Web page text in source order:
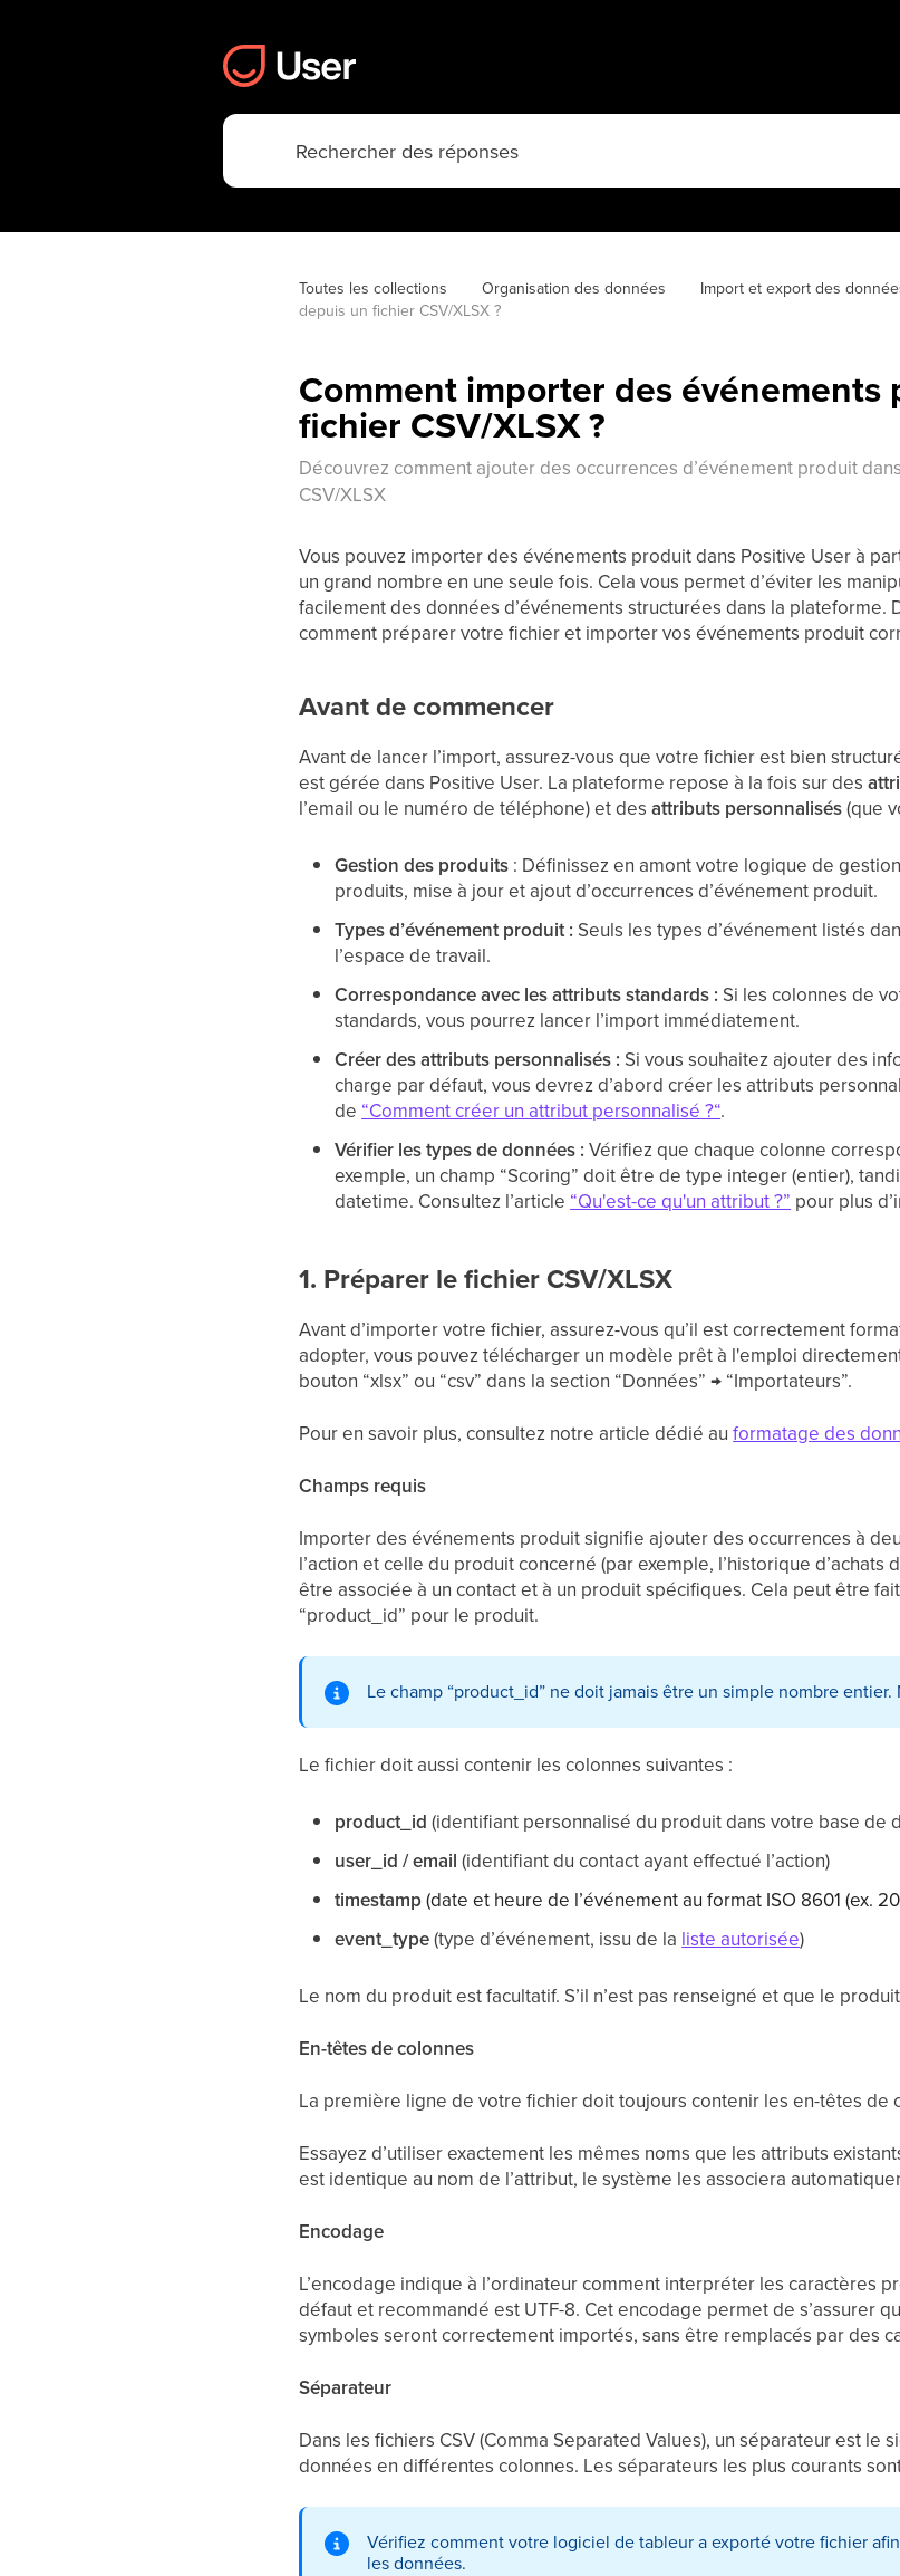
Toutes les collections Organisation des données Import et export des
depuis un fichier CSV/XLSX ?
Comment importer des
fichier CSV/XLSX ?
Découvrez comment ajouter des occurrences d’événement produit
CSV/XLSX
Vous pouvez importer des événements produit dans Positive User à
un grand nombre en une seule fois. Cela vous permet d’éviter les
facilement des données d’événements structurées dans la plateforme.
comment préparer votre fichier et importer vos événements produit
Avant de commencer
Avant de lancer l’import, assurez-vous que votre fichier est bien
est gérée dans Positive User. La plateforme repose à la fois sur des
l’email ou le numéro de téléphone) et desattributs personnalisés(que
Gestion des produits : Définissez en amont votre logique de
produits, mise à jour et ajout d’occurrences d’événement produit.
Types d’événement produit : Seuls les types d’événement listés
l’espace de travail.
Correspondance avec les attributs standards : Si les colonnes de
standards, vous pourrez lancer l’import immédiatement.
Créer des attributs personnalisés : Si vous souhaitez ajouter des
charge par défaut, vous devrez d’abord créer les attributs
de “Comment créer un attribut personnalisé ?“.
Vérifier les types de données : Vérifiez que chaque colonne
exemple, un champ “Scoring” doit être de type integer (entier),
datetime. Consultez l’article “Qu'est-ce qu'un attribut ?” pour plus
1. Préparer le fichier CSV/XLSX
Avant d’importer votre fichier, assurez-vous qu’il est correctement
adopter, vous pouvez télécharger un modèle prêt à l'emploi
bouton “xlsx” ou “csv” dans la section “Données” → “Importateurs”.
Pour en savoir plus, consultez notre article dédié auformatage des
Champs requis
Importer des événements produit signifie ajouter des occurrences à
l’action et celle du produit concerné (par exemple, l’historique d’achats
être associée à un contact et à un produit spécifiques. Cela peut être
“product_id” pour le produit.
Le champ “product_id” ne doit jamais être un simple nombre
Le fichier doit aussi contenir les colonnes suivantes :
product_id (identifiant personnalisé du produit dans votre base de
user_id / email(identifiant du contact ayant effectué l’action)
timestamp(date et heure de l’événement au format ISO 8601 (ex.
event_type(type d’événement, issu de la liste autorisée)
Le nom du produit est facultatif. S’il n’est pas renseigné et que le
En-têtes de colonnes
La première ligne de votre fichier doit toujours contenir les en-têtes de
Essayez d’utiliser exactement les mêmes noms que les attributs
est identique au nom de l’attribut, le système les associera
Encodage
L’encodage indique à l’ordinateur comment interpréter les caractères
défaut et recommandé est UTF-8. Cet encodage permet de s’assurer
symboles seront correctement importés, sans être remplacés par des
Séparateur
Dans les fichiers CSV (Comma Separated Values), un séparateur est
données en différentes colonnes. Les séparateurs les plus courants
Vérifiez comment votre logiciel de tableur a exporté votre fichier
les données.